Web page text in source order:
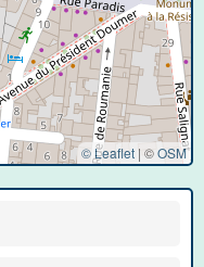
© Leaflet | ©OSM